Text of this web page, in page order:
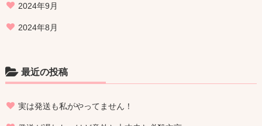
2024年9月
2024年8月
最近の投稿
実は発送も私がやってません！